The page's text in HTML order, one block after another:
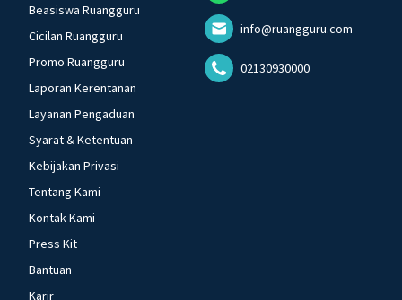
Beasiswa Ruangguru
Cicilan Ruangguru
Promo Ruangguru
Laporan Kerentanan
Layanan Pengaduan
Syarat & Ketentuan
Kebijakan Privasi
Tentang Kami
Kontak Kami
Press Kit
Bantuan
Karir
info@ruangguru.com
02130930000